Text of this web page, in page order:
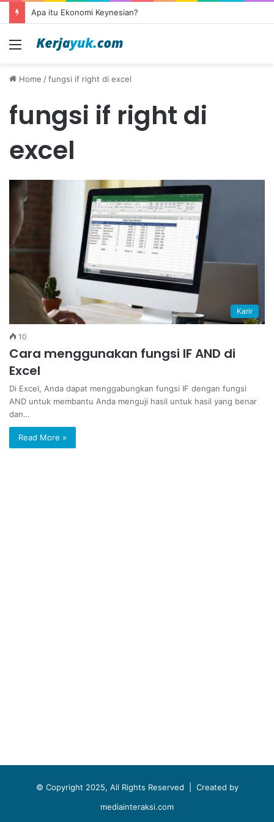
Apa itu Ekonomi Keynesian?
Menu
Home /fungsi if right di excel
fungsi if right di
excel
Karir
10
Cara menggunakan fungsi IF AND di
Excel
Di Excel, Anda dapat menggabungkan fungsi IF dengan fungsi
AND untuk membantu Anda menguji hasil untuk hasil yang benar
dan…
Read More »
© Copyright 2025, All Rights Reserved | Created by
mediainteraksi.com